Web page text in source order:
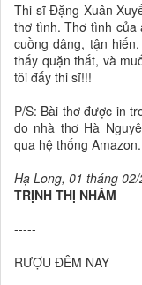
Thi sĩ Đặng Xuân
thơ tình. Thơ tình của
cuồng dâng, tận
thấy quặn thắt, và
tôi đấy thi sĩ!!!
------------
P/S: Bài thơ được in
do nhà thơ Hà
qua hệ thống Amazon.
Hạ Long, 01 tháng
TRỊNH THỊ NHÂM
-----
RƯỢU ĐÊM NAY